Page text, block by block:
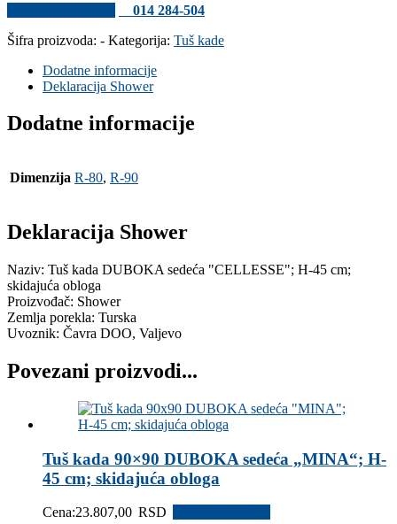
014 284-504
Šifra proizvoda: - Kategorija: Tuš kade
Dodatne informacije
Deklaracija Shower
Dodatne informacije
Dimenzija R-80, R-90
Deklaracija Shower
Naziv: Tuš kada DUBOKA sedeća "CELLESSE"; H-45 cm;
skidajuća obloga
Proizvođač: Shower
Zemlja porekla: Turska
Uvoznik: Čavra DOO, Valjevo
Povezani proizvodi...
Tuš kada 90×90 DUBOKA sedeća „MINA“; H-
45 cm; skidajuća obloga
Cena:23.807,00 RSD